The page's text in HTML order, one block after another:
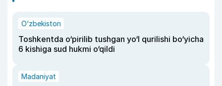
O‘zbekiston
Toshkentda o‘pirilib tushgan yo‘l qurilishi bo‘yicha
6 kishiga sud hukmi o‘qildi
Madaniyat